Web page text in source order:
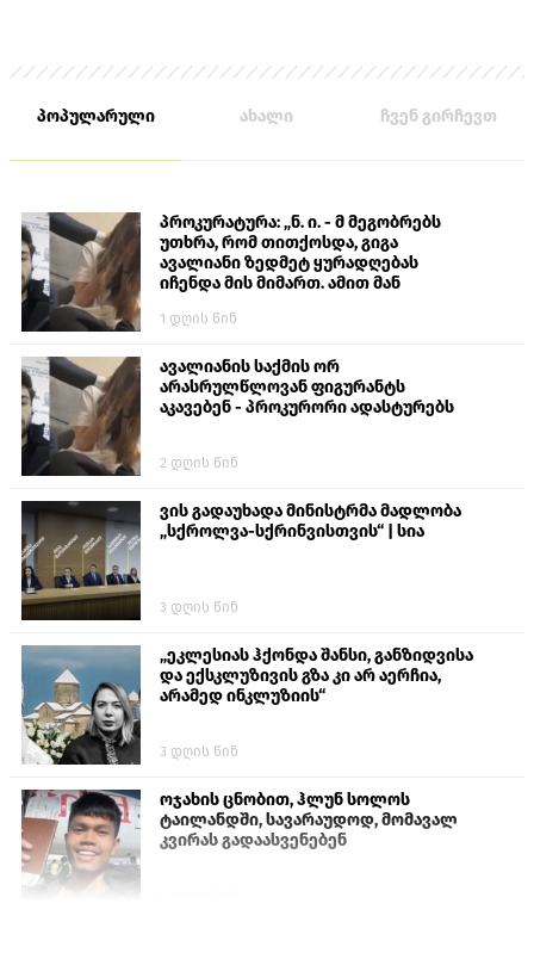
პოპულარული ახალი ჩვენ გირჩევთ
პროკურატურა: „ნ. ი. - მ მეგობრებს
უთხრა, რომ თითქოსდა, გიგა
ავალიანი ზედმეტ ყურადღებას
იჩენდა მის მიმართ. ამით მან
თავს დასხმოდა გიგა ავალიანს“
1 დღის წინ
ავალიანის საქმის ორ
არასრულწლოვან ფიგურანტს
აკავებენ - პროკურორი ადასტურებს
2 დღის წინ
ვის გადაუხადა მინისტრმა მადლობა
„სქროლვა-სქრინვისთვის“ | სია
3 დღის წინ
„ეკლესიას ჰქონდა შანსი, განზიდვისა
და ექსკლუზივის გზა კი არ აერჩია,
არამედ ინკლუზიის“
3 დღის წინ
ოჯახის ცნობით, ჰლუნ სოლოს
ტაილანდში, სავარაუდოდ, მომავალ
კვირას გადაასვენებენ